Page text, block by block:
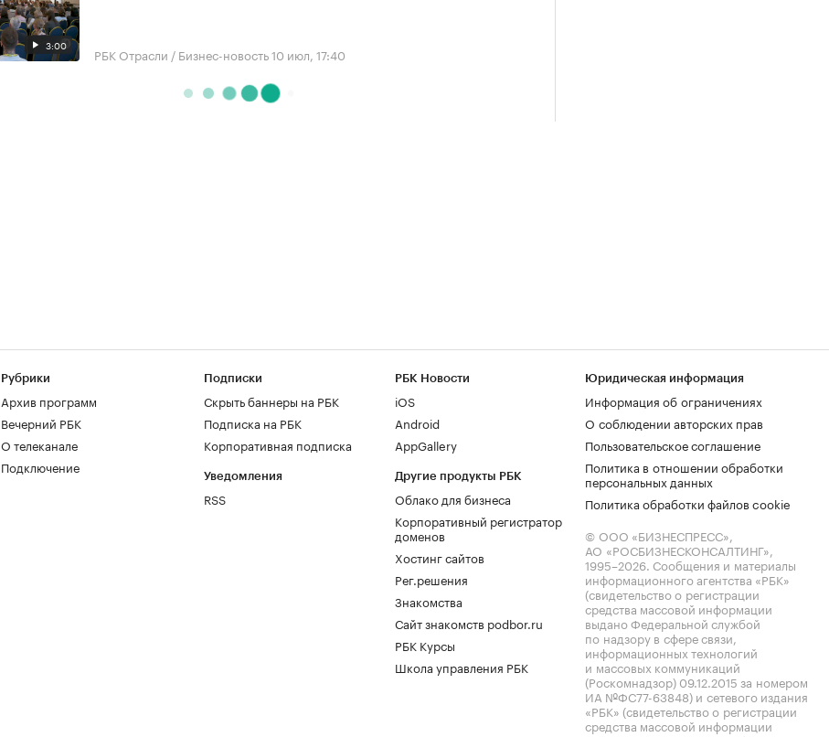
3:00 РБК Отрасли / Бизнес-новость10 июл, 17:40
Рубрики
Архив программ
Вечерний РБК
О телеканале
Подключение
Подписки
Скрыть баннеры на РБК
Подписка на РБК
Корпоративная подписка
Уведомления
RSS
РБК Новости
iOS
Android
AppGallery
Другие продукты РБК
Облако для бизнеса
Корпоративный регистратор
доменов
Хостинг сайтов
Рег.решения
Знакомства
Сайт знакомств podbor.ru
РБК Курсы
Школа управления РБК
Юридическая информация
Информация об ограничениях
О соблюдении авторских прав
Пользовательское соглашение
Политика в отношении обработки
персональных данных
Политика обработки файлов cookie
© ООО «БИЗНЕСПРЕСС»,
АО «РОСБИЗНЕСКОНСАЛТИНГ»,
1995–2026. Сообщения и материалы
информационного агентства «РБК»
(свидетельство о регистрации
средства массовой информации
выдано Федеральной службой
по надзору в сфере связи,
информационных технологий
и массовых коммуникаций
(Роскомнадзор) 09.12.2015 за номером
ИА №ФС77-63848) и сетевого издания
«РБК» (свидетельство о регистрации
средства массовой информации